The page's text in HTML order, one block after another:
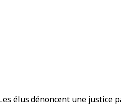
élus dénoncent une justice